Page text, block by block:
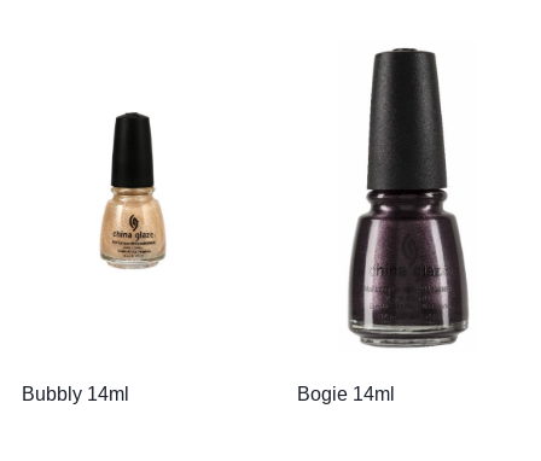
Bubbly 14ml Bogie 14ml